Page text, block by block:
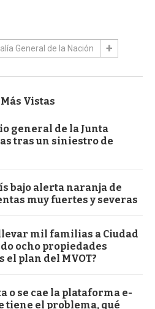
General de la Nación
Vistas
general de la Junta
tras un siniestro de
bajo alerta naranja de
muy fuertes y severas
mil familias a Ciudad
ocho propiedades
el plan del MVOT?
o se cae la plataforma e-
tiene el problema, qué